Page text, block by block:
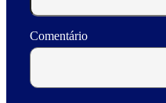
Comentário